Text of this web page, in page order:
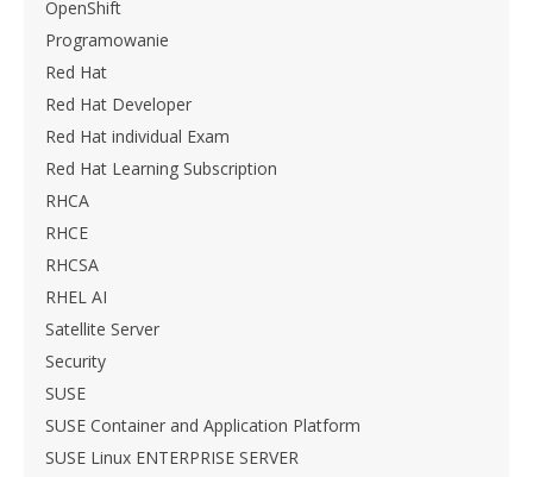
OpenShift
Programowanie
Red Hat
Red Hat Developer
Red Hat individual Exam
Red Hat Learning Subscription
RHCA
RHCE
RHCSA
RHEL AI
Satellite Server
Security
SUSE
SUSE Container and Application Platform
SUSE Linux ENTERPRISE SERVER